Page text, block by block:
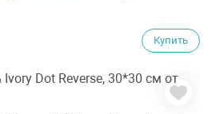
Купить